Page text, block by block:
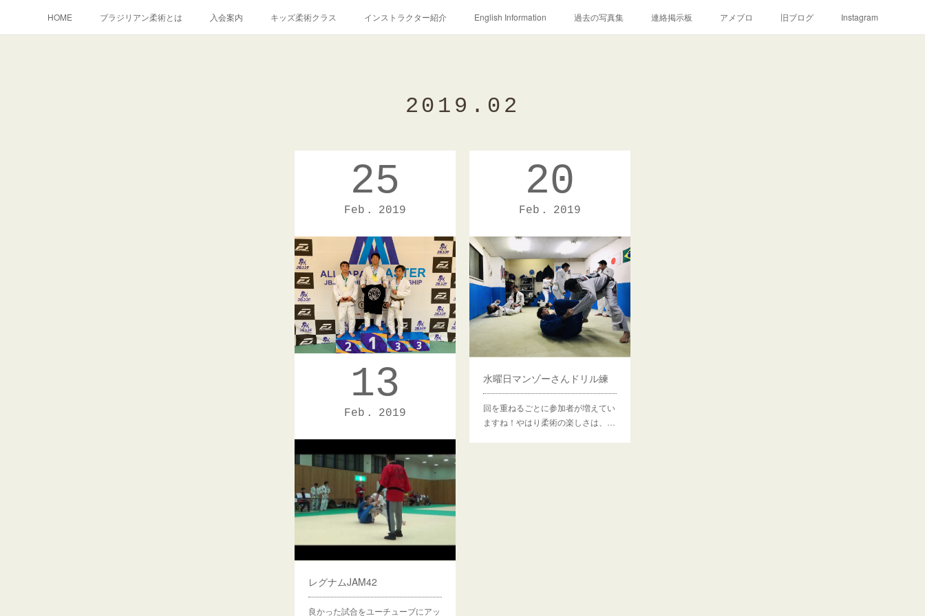
HOME ブラジリアン柔術とは 入会案内 キッズ柔術クラス インストラクター紹介 English Information 過去の写真集 連絡掲示板 アメブロ 旧ブログ Instagram
2019 . 02
25
Feb 2019
全日本マスター
なんと酒井さんが階級・無差別とも
20
Feb 2019
水曜日マンゾーさんドリル練
回を重ねるごとに参加者が増えてい
ますね！やはり柔術の楽しさは、…
13
Feb 2019
レグナムJAM42
良かった試合をユーチューブにアッ